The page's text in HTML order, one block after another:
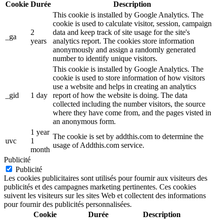
Cookie Durée Description
_ga
2
years
This cookie is installed by Google Analytics. The
cookie is used to calculate visitor, session, campaign
data and keep track of site usage for the site's
analytics report. The cookies store information
anonymously and assign a randomly generated
number to identify unique visitors.
_gid 1 day
This cookie is installed by Google Analytics. The
cookie is used to store information of how visitors
use a website and helps in creating an analytics
report of how the website is doing. The data
collected including the number visitors, the source
where they have come from, and the pages visted in
an anonymous form.
uvc
1 year
1
month
The cookie is set by addthis.com to determine the
usage of Addthis.com service.
Publicité
Publicité
Les cookies publicitaires sont utilisés pour fournir aux visiteurs des
publicités et des campagnes marketing pertinentes. Ces cookies
suivent les visiteurs sur les sites Web et collectent des informations
pour fournir des publicités personnalisées.
Cookie
Durée Description